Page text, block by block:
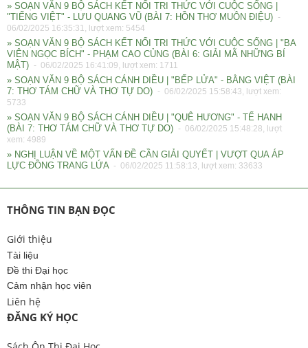
» SOẠN VĂN 9 BỘ SÁCH KẾT NỐI TRI THỨC VỚI CUỘC SỐNG |
"TIẾNG VIỆT" - LƯU QUANG VŨ (BÀI 7: HỒN THƠ MUÔN ĐIỆU) -
06/02/2025 16:35:31, lượt xem: 5454
» SOẠN VĂN 9 BỘ SÁCH KẾT NỐI TRI THỨC VỚI CUỘC SỐNG | "BA
VIÊN NGỌC BÍCH" - PHẠM CAO CỦNG (BÀI 6: GIẢI MÃ NHỮNG BÍ
MẬT) - 06/02/2025 16:41:09, lượt xem: 1711
» SOẠN VĂN 9 BỘ SÁCH CÁNH DIỀU | "BẾP LỬA" - BẰNG VIỆT (BÀI
7: THƠ TÁM CHỮ VÀ THƠ TỰ DO) - 06/02/2025 15:58:43, lượt xem:
5733
» SOẠN VĂN 9 BỘ SÁCH CÁNH DIỀU | "QUÊ HƯƠNG" - TẾ HANH
(BÀI 7: THƠ TÁM CHỮ VÀ THƠ TỰ DO) - 06/02/2025 15:48:28, lượt
xem: 4989
» NGHỊ LUẬN VỀ MỘT VẤN ĐỀ CẦN GIẢI QUYẾT | VƯỢT QUA ÁP
LỰC ĐỒNG TRANG LỨA - 06/02/2025 11:58:13, lượt xem: 33633
THÔNG TIN BẠN ĐỌC
Giới thiệu
Tài liệu
Đề thi Đại học
Cảm nhận học viên
Liên hệ
ĐĂNG KÝ HỌC